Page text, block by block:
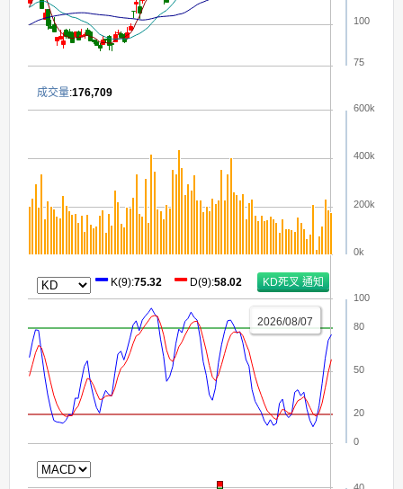
75
100
0k
200k
400k
600k
0
20
50
80
100
2026/08/07
成交量:176,709
K(9):75.32 D(9):58.02